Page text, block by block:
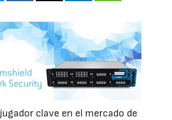
clave en el mercado de